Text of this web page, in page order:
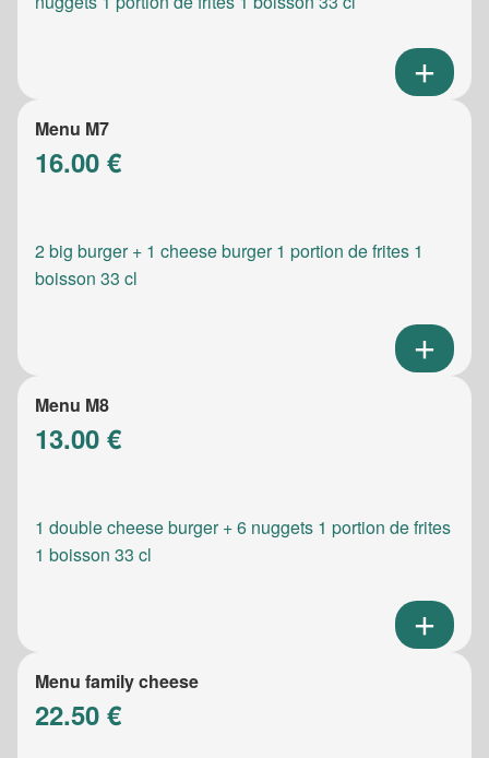
Menu M7
16.00 €
2 big burger + 1 cheese burger 1 portion de frites 1
boisson 33 cl
Menu M8
13.00 €
1 double cheese burger + 6 nuggets 1 portion de frites
1 boisson 33 cl
Menu family cheese
22.50 €